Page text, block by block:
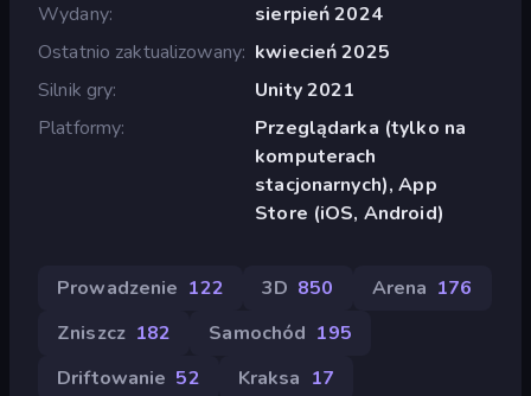
Wydany
sierpień 2024
Ostatnio zaktualizowany kwiecień 2025
Silnik gry
Unity 2021
Platformy
Przeglądarka (tylko na
komputerach
stacjonarnych), App
Store (iOS, Android)
Prowadzenie 122 3D 850 Arena 176
Zniszcz 182 Samochód 195
Driftowanie 52 Kraksa 17